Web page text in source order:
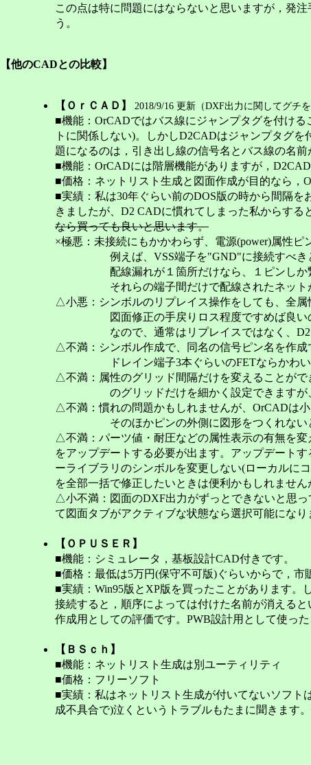
この点は特に問題にはならないと思いますが，発
う。
【他のCADとの比較】
【ＯｒＣＡＤ】 2018/9/16 更新（DXF出力に関してグチを
■機能：OrCADではバス線にジャンプタグを付け
トに関係しない)。しかしD2CADはジャンプタグ
題になるのは，引き出し線の信号名とバス線の名
■機能：OrCADには階層機能がありますが，
■価格：ネットリスト生成と図面作成が目的なら，
■実績：私は30年ぐらい前のDOS版の時から間隔を
きましたが、D2 CADに慣れてしまった私からする
なら買っても良いと思います。
×極悪：未接続にもかかわらず、電源(power)属性ピ
例えば、VSS端子を"GND"に接続すべきとこ
配線漏れが１箇所だけなら、１ピンしか繋が
それらの端子間だけで配線されたネットがで
△小悪：シンボルのリプレイス操作をしても、全属
図面修正の手戻りロス程度ですめば良いので
なので、通常はリプレイスではなく、D2
△不満：シンボル作成で、同名の信号ピン名を作成
ドレイン端子3本ぐらいのFETならかわいいの
△不満：属性のグリッド間隔だけを変えることが
のグリッドだけを細かく設定できますが、
△不満：慣れの問題かもしれませんが、OrCADは
そのほかピンの外側に図形をつくれないと
△不満：パーツ値・耐圧などの属性表示の有無を
をアップデートする必要が出ます。アップデート
ーライブラリのシンボルを変更しない(ローカルに
を全部一括で修正したいときは便利かもしれませ
△小不満：図面のDXF出力がずっとできないと思
て図面タブがアクティブな状態なら選択可能にな
【ＯＰＵＳＥＲ】
■機能：シミュレータ，基板設計CAD付きです。
■価格：最低は5万円(保守不可版)ぐらいからで，
■実績：Win95版とXP版を買ったことがあります
接続すると，順序によっては付けた名前が消える
作成用としての評価です。PWB設計用として使っ
【ＢＳｃｈ】
■機能：ネットリスト生成は別ユーティリティ
■価格：フリーソフト
■実績：私はネットリスト生成が付いてないソフト
成不具合で)泣くというトラブルもたまに聞きます